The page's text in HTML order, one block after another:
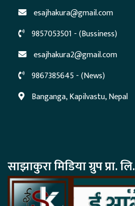
esajhakura@gmail.com
9857053501 - (Bussiness)
esajhakura2@gmail.com
9867385645 - (News)
Banganga, Kapilvastu, Nepal
साझाकुरा मिडिया ग्रुप प्रा. लि.